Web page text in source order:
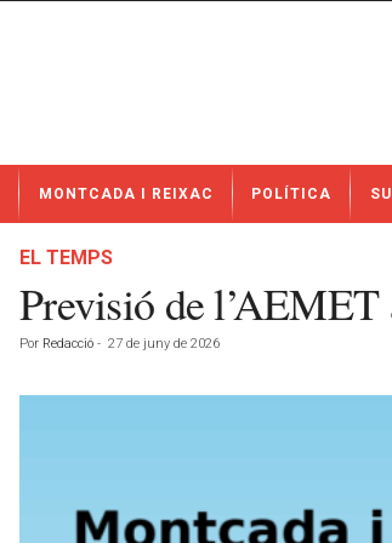
t
MONTCADA I REIXAC POLÍTICA
EL TEMPS
Previsió de
Por Redacció - 27 de juny de 2026